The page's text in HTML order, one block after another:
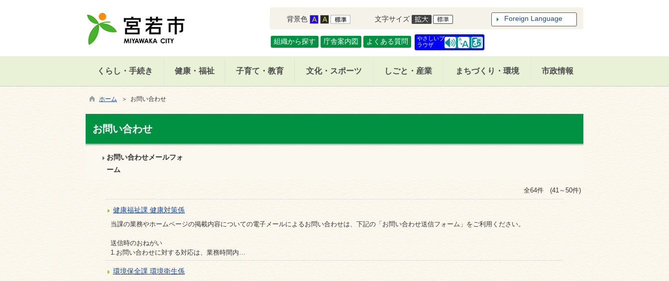
背景色 文字サイズ Foreign Language
組織から探す 庁舎案内図 よくある質問
やさしいブ
ラウザ
くらし・手続き 健康・福祉 子育て・教育 文化・スポーツ しごと・産業 まちづくり・環境 市政情報
ホーム ＞ お問い合わせ
お問い合わせ
お問い合わせメールフォ
ーム
全64件 (41～50件)
健康福祉課 健康対策係
当課の業務やホームページの掲載内容についての電子メールによるお問い合わせは、下記の「お問い合わせ送信フォーム」をご利用ください。
送信時のおねがい
1.お問い合わせに対する対応は、業務時間内…
環境保全課 環境衛生係